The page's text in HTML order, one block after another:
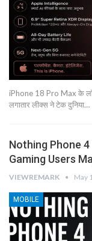
iPhone 18 Pro Max के
लगातार लीक्स ने टेक दुनिया…
Nothing Phone
Gaming Users
VIEWREMARK May
MOBILE